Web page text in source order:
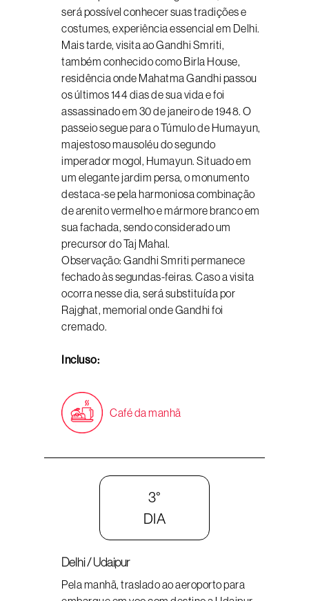
será possível conhecer suas tradições e
costumes, experiência essencial em Delhi.
Mais tarde, visita ao Gandhi Smriti,
também conhecido como Birla House,
residência onde Mahatma Gandhi passou
os últimos 144 dias de sua vida e foi
assassinado em 30 de janeiro de 1948. O
passeio segue para o Túmulo de Humayun,
majestoso mausoléu do segundo
imperador mogol, Humayun. Situado em
um elegante jardim persa, o monumento
destaca-se pela harmoniosa combinação
de arenito vermelho e mármore branco em
sua fachada, sendo considerado um
precursor do Taj Mahal.
Observação: Gandhi Smriti permanece
fechado às segundas-feiras. Caso a visita
ocorra nesse dia, será substituída por
Rajghat, memorial onde Gandhi foi
cremado.
Incluso:
Café da manhã
3°
DIA
Delhi / Udaipur
Pela manhã, traslado ao aeroporto para